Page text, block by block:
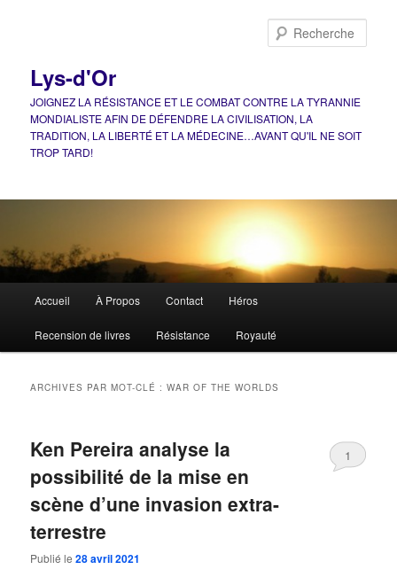
Lys-d'Or
JOIGNEZ LA RÉSISTANCE ET LE COMBAT CONTRE LA TYRANNIE
MONDIALISTE AFIN DE DÉFENDRE LA CIVILISATION, LA
TRADITION, LA LIBERTÉ ET LA MÉDECINE…AVANT QU'IL NE SOIT
TROP TARD!
principal
Accueil À Propos Contact Héros
Recension de livres Résistance Royauté
ARCHIVES PAR MOT-CLÉ :WAR OF THE WORLDS
Ken Pereira analyse la
possibilité de la mise en
scène d’une invasion extra-
terrestre
Publié le28 avril 2021
1